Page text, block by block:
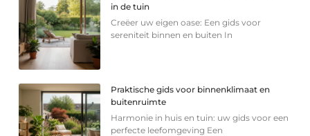
in de tuin
Creëer uw eigen oase: Een gids voor
sereniteit binnen en buiten In
Praktische gids voor binnenklimaat en
buitenruimte
Harmonie in huis en tuin: uw gids voor een
perfecte leefomgeving Een